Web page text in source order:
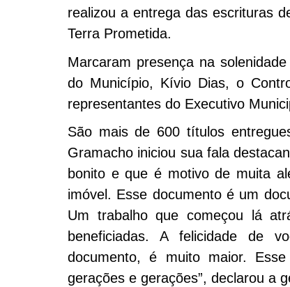
realizou a entrega das escrituras
Terra Prometida.
Marcaram presença na
do Município, Kívio Dias, o
representantes do Executivo
São mais de 600 títulos
Gramacho iniciou sua fala
bonito e que é motivo de muita
imóvel. Esse documento é um
Um trabalho que começou lá
beneficiadas. A felicidade de
documento, é muito maior.
gerações e gerações”, declarou a